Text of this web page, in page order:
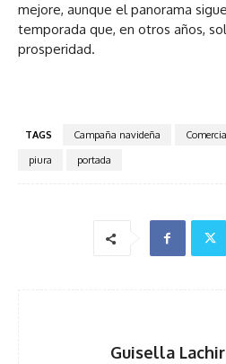
mejore, aunque el panorama
temporada que, en otros años,
prosperidad.
TAGS Campaña navideña
piura
portada
Guisella